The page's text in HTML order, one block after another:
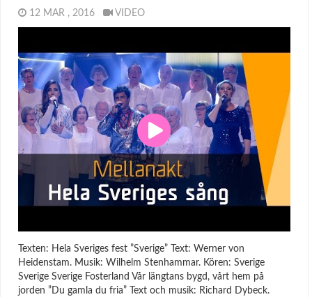
12 MAR , 2016 VIDEO
Texten: Hela Sveriges fest ”Sverige” Text: Werner von
Heidenstam. Musik: Wilhelm Stenhammar. Kören: Sverige
Sverige Sverige Fosterland Vår längtans bygd, vårt hem på
jorden ”Du gamla du fria” Text och musik: Richard Dybeck.